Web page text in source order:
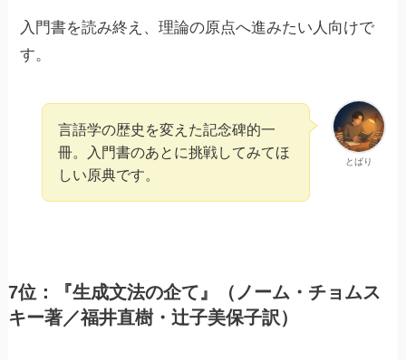
入門書を読み終え、理論の原点へ進みたい人向けで
す。
とばり
言語学の歴史を変えた記念碑的一
冊。入門書のあとに挑戦してみてほ
しい原典です。
7位：『生成文法の企て』（ノーム・チョムス
キー著／福井直樹・辻子美保子訳）